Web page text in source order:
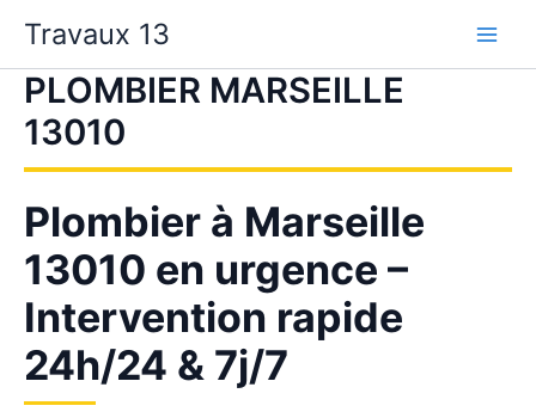
contenu
Travaux 13
PLOMBIER MARSEILLE
13010
Plombier à Marseille
13010 en urgence –
Intervention rapide
24h/24 & 7j/7